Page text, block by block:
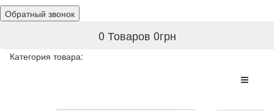
Обратный звонок
0 Товаров 0грн
Категория товара: